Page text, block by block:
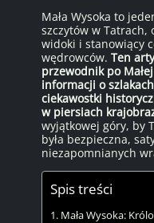
Mała Wysoka to
szczytów w
widoki i stanowiący
wędrowców. Ten
przewodnik po
informacji o
ciekawostki
w piersiach
wyjątkowej góry, by
była bezpieczna,
niezapomnianych
Spis treści
Mała Wysoka: